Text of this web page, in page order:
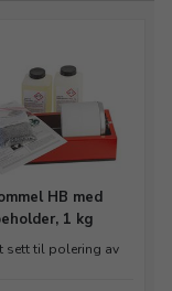
fagfolk kan
og
HB med
1 kg
sett til polering av